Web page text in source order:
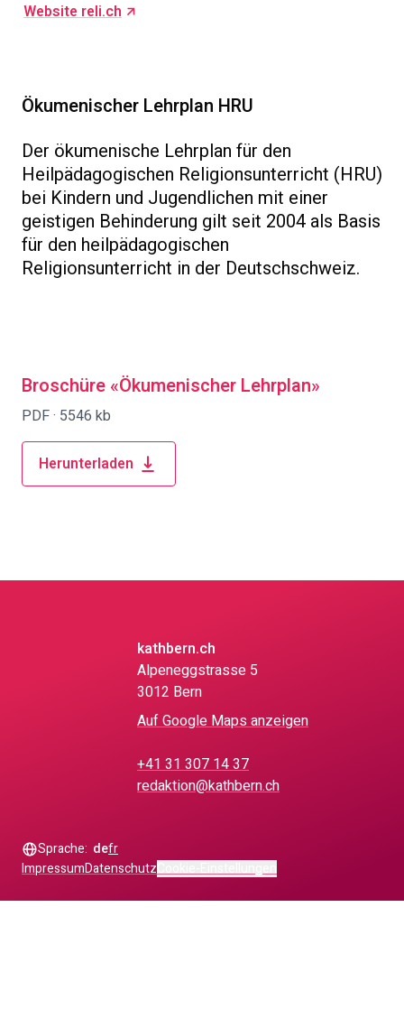
Website reli.ch
Ökumenischer Lehrplan HRU
Der ökumenische Lehrplan für den
Heilpädagogischen Religionsunterricht (HRU)
bei Kindern und Jugendlichen mit einer
geistigen Behinderung gilt seit 2004 als Basis
für den heilpädagogischen
Religionsunterricht in der Deutschschweiz.
Broschüre «Ökumenischer Lehrplan»
PDF · 5546 kb
Herunterladen
kathbern.ch
Alpeneggstrasse 5
3012 Bern
Auf Google Maps anzeigen
+41 31 307 14 37
redaktion@kathbern.ch
ImpressumDatenschutz
Sprache: defr